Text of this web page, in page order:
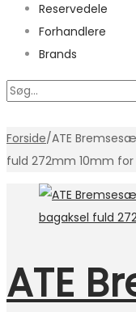
Reservedele
Forhandlere
Brands
Forside/ATE
fuld 272mm 10mm for
ATE